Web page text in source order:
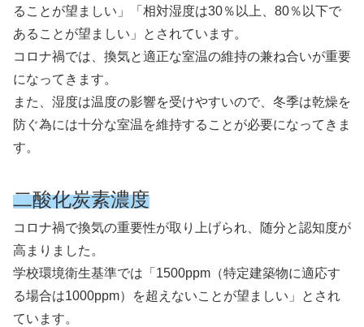
ることが望ましい」「相対湿度は30％以上、80％以下で
あることが望ましい」とされています。
コロナ禍では、換気と適正な室温の維持の兼ね合いが重要
になってきます。
また、湿度は温度の影響を受けやすいので、冬季は乾燥を
防ぐ為には十分な室温を維持することが必要になってきま
す。
二酸化炭素濃度
コロナ禍で換気の重要性が取り上げられ、随分と認知度が
高まりました。
学校環境衛生基準では「1500ppm（特定建築物に適応す
る場合は1000ppm）を超えないことが望ましい」とされ
ています。